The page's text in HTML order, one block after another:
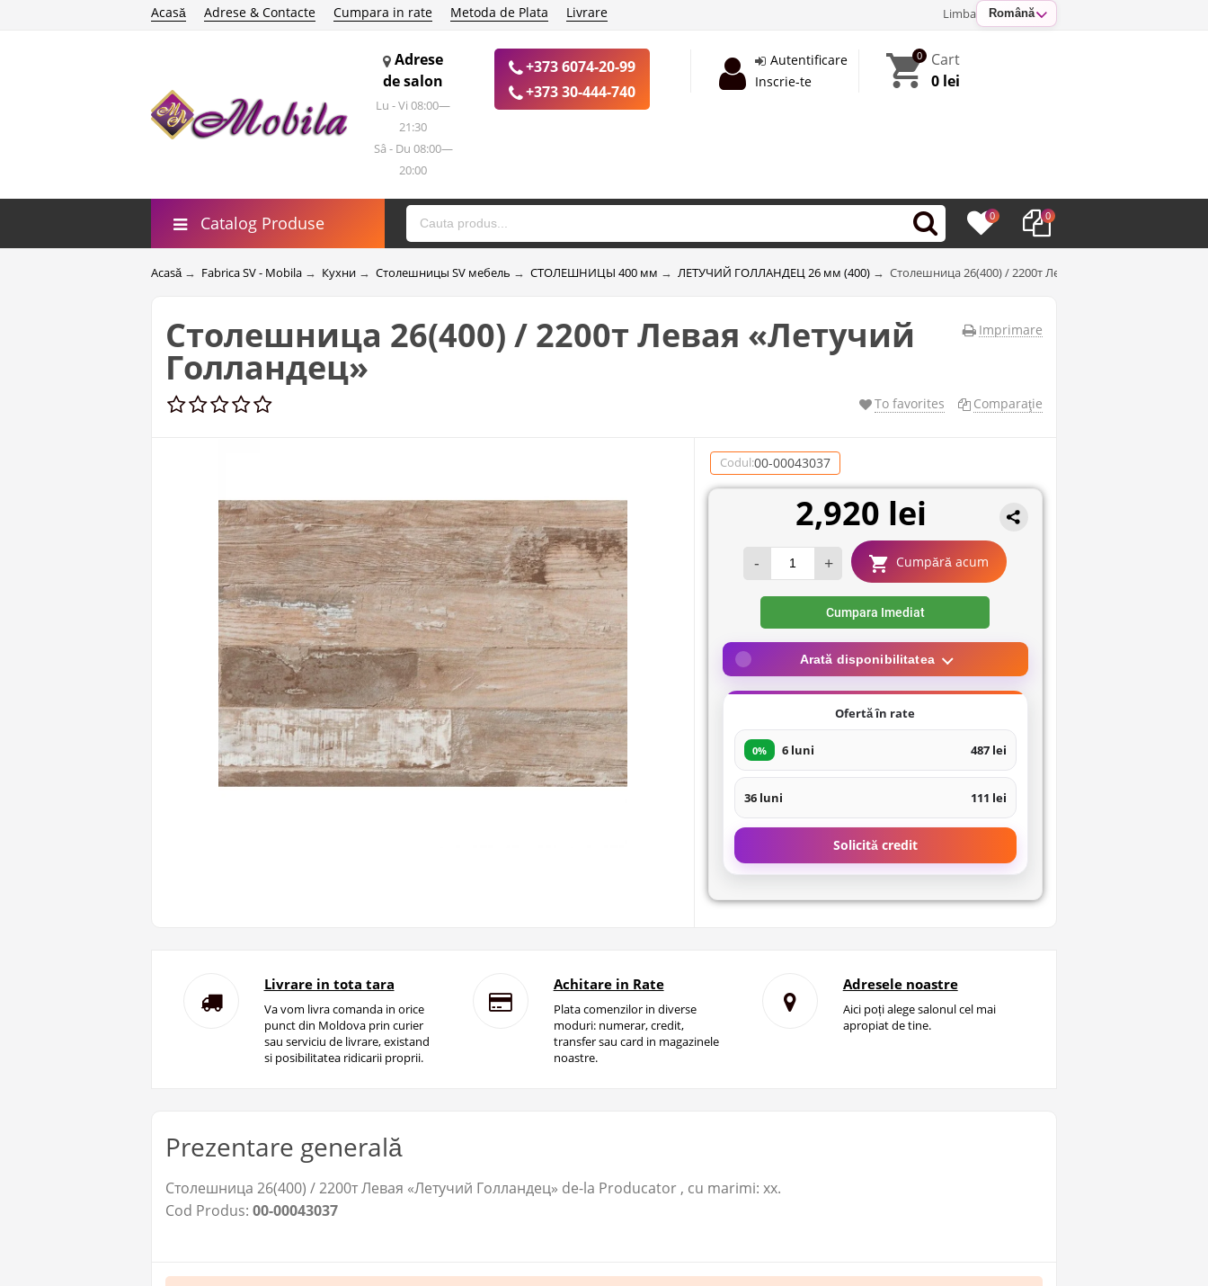
Limba Română
Acasă Adrese & Contacte Cumpara in rate Metoda de Plata Livrare
Adrese
de salon
Lu - Vi 08:00—
21:30
Sâ - Du 08:00—
20:00
+373 6074-20-99
+373 30-444-740
Autentificare
Inscrie-te
0
Cart
0 lei
Catalog Produse 0 0
Acasă → Fabrica SV - Mobila → Кухни → Столешницы SV мебель → СТОЛЕШНИЦЫ 400 мм → ЛЕТУЧИЙ ГОЛЛАНДЕЦ 26 мм (400) → Столешница 26(400) / 2200т Левая «Летучий Голландец»
Imprimare
Столешница 26(400) / 2200т Левая «Летучий
Голландец»
To favorites Comparaţie
Codul:00-00043037
2,920 lei
- + Cumpără acum
Cumpara Imediat
Arată disponibilitatea
Ofertă în rate
0% 6 luni 487 lei
36 luni 111 lei
Solicită credit
Livrare in tota tara
Va vom livra comanda in orice
punct din Moldova prin curier
sau serviciu de livrare, existand
si posibilitatea ridicarii proprii.
Achitare in Rate
Plata comenzilor in diverse
moduri: numerar, credit,
transfer sau card in magazinele
noastre.
Adresele noastre
Aici poți alege salonul cel mai
apropiat de tine.
Prezentare generală
Столешница 26(400) / 2200т Левая «Летучий Голландец» de-la Producator ​, cu marimi: xx.
Cod Produs: 00-00043037